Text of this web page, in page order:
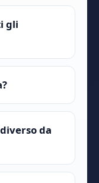
gli
da